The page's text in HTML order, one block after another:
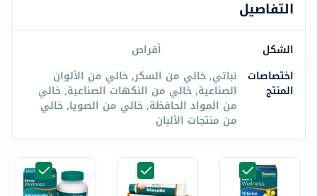
التفاصيل
الشكل
أقراص
اختصاصات
المنتج
نباتي, خالي من السكر, خالي من الألوان
الصناعية, خالي من النكهات الصناعية, خالي
من المواد الحافظة, خالي من الصويا, خالي
من منتجات الألبان